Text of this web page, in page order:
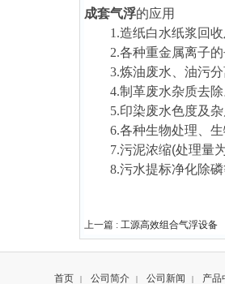
成套气浮的应用
1.造纸白水纸浆回
2.各种重金属离子
3.炼油废水、油污
4.制革废水杂质去
5.印染废水色度及
6.各种生物处理、
7.污泥浓缩(处理量
8.污水提标净化除
上一篇 : 工源高效组合气浮设备
首页 | 公司简介 | 公司新闻 | 产品